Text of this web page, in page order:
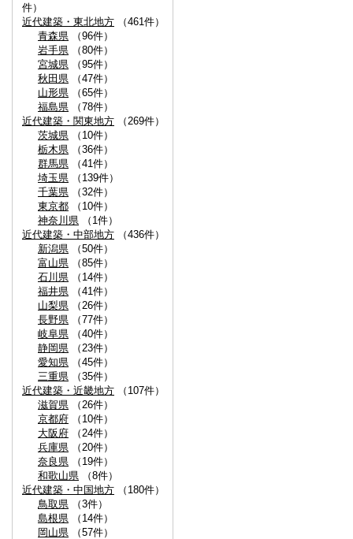
件）
近代建築・東北地方 （461件）
青森県 （96件）
岩手県 （80件）
宮城県 （95件）
秋田県 （47件）
山形県 （65件）
福島県 （78件）
近代建築・関東地方 （269件）
茨城県 （10件）
栃木県 （36件）
群馬県 （41件）
埼玉県 （139件）
千葉県 （32件）
東京都 （10件）
神奈川県 （1件）
近代建築・中部地方 （436件）
新潟県 （50件）
富山県 （85件）
石川県 （14件）
福井県 （41件）
山梨県 （26件）
長野県 （77件）
岐阜県 （40件）
静岡県 （23件）
愛知県 （45件）
三重県 （35件）
近代建築・近畿地方 （107件）
滋賀県 （26件）
京都府 （10件）
大阪府 （24件）
兵庫県 （20件）
奈良県 （19件）
和歌山県 （8件）
近代建築・中国地方 （180件）
鳥取県 （3件）
島根県 （14件）
岡山県 （57件）